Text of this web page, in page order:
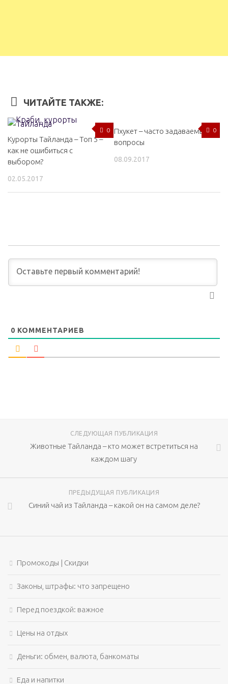
ЧИТАЙТЕ ТАКЖЕ:
0
Курорты Тайланда – Топ 5 –
как не ошибиться с
выбором?
02.05.2017
0
Пхукет – часто задаваемые
вопросы
08.09.2017
0 КОММЕНТАРИЕВ
СЛЕДУЮЩАЯ ПУБЛИКАЦИЯ
Животные Тайланда – кто может встретиться на
каждом шагу
ПРЕДЫДУЩАЯ ПУБЛИКАЦИЯ
Синий чай из Тайланда – какой он на самом деле?
Промокоды | Скидки
Законы, штрафы: что запрещено
Перед поездкой: важное
Цены на отдых
Деньги: обмен, валюта, банкоматы
Еда и напитки